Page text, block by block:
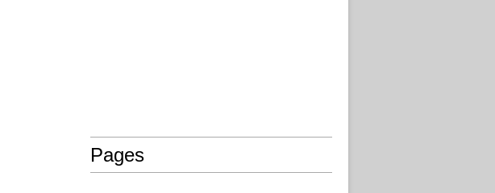
Pages